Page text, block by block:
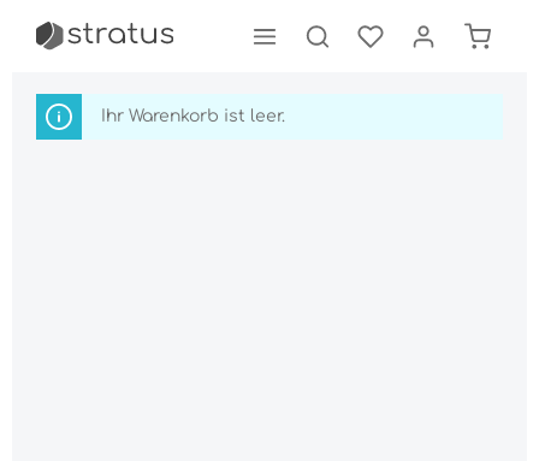
springen
Ihr Warenkorb ist leer.